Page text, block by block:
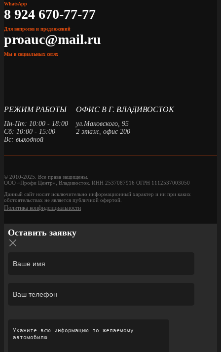
WhatsApp
8 924 670-77-77
Для вопросов и предложений
proauc@mail.ru
Мы в социальных сетях
РЕЖИМ РАБОТЫ
Пн-Пт: 10:00 - 18:00
Сб: 10:00 - 15:00
Вс: выходной
ОФИС В Г. ВЛАДИВОСТОК
ул.Маковского, 95
2 этаж, офис 200
© 2010-2025. Все права защищены.
ООО «Профи Центр», Владивосток. ИНН 2537087916 ОГРН 1112537003050
Данный сайт носит исключительно информационный характер и ни при каких
обстоятельствах не является публичной офертой.
Политика конфиденциальности
Оставить заявку